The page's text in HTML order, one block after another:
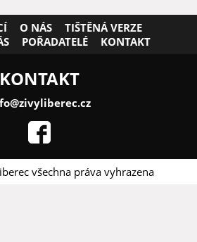
O NÁS
TIŠTĚNÁ VERZE
POŘADATELÉ KONTAKT
KONTAKT
všechna práva vyhrazena